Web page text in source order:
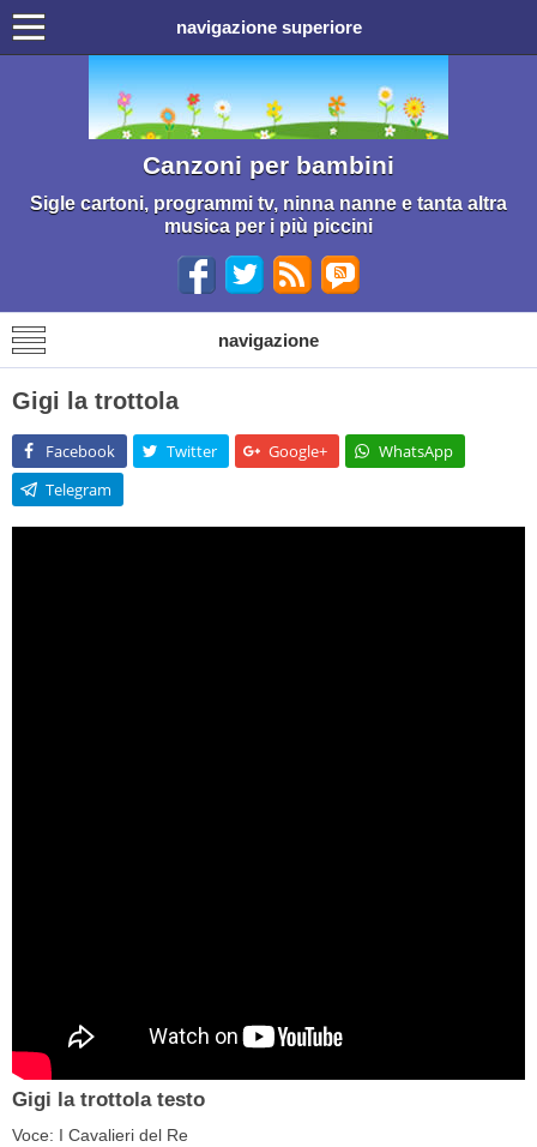
navigazione superiore
Canzoni per bambini
Sigle cartoni, programmi tv, ninna nanne e tanta altra
musica per i più piccini
navigazione
Gigi la trottola
Facebook Twitter Google+
WhatsApp
Telegram
Gigi la trottola testo
Voce: I Cavalieri del Re